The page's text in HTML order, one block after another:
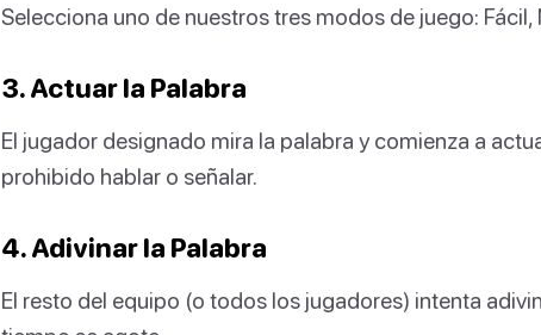
Selecciona uno de nuestros tres modos de juego: Fácil,
3. Actuar la Palabra
El jugador designado mira la palabra y comienza a
prohibido hablar o señalar.
4. Adivinar la Palabra
El resto del equipo (o todos los jugadores) intenta